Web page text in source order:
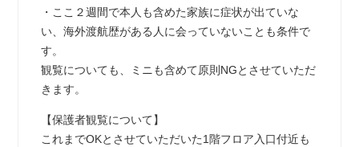
・ここ２週間で本人も含めた家族に症状が出ていな
い、海外渡航歴がある人に会っていないことも条件で
す。
観覧についても、ミニも含めて原則NGとさせていただ
きます。
【保護者観覧について】
これまでOKとさせていただいた1階フロア入口付近も